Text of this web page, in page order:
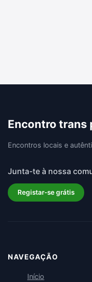
Encontro trans
Encontros locais e
Junta-te à nossa
Registar-se grátis
NAVEGAÇÃO
Início